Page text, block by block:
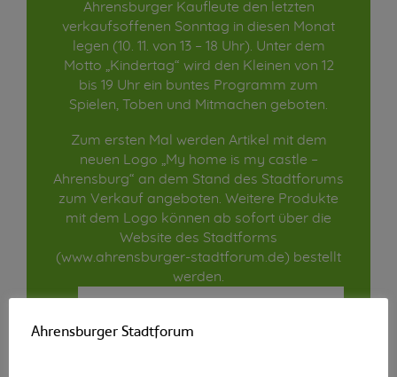
Ahrensburger Kaufleute den letzten
verkaufsoffenen Sonntag in diesen Monat
legen (10. 11. von 13 – 18 Uhr). Unter dem
Motto „Kindertag“ wird den Kleinen von 12
bis 19 Uhr ein buntes Programm zum
Spielen, Toben und Mitmachen geboten.
Zum ersten Mal werden Artikel mit dem
neuen Logo „My home is my castle –
Ahrensburg“ an dem Stand des Stadtforums
zum Verkauf angeboten. Weitere Produkte
mit dem Logo können ab sofort über die
Website des Stadtforms
(www.ahrensburger-stadtforum.de) bestellt
werden.
Ahrensburger Stadtforum